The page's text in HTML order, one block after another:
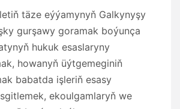
täze eýýamynyň Galkynyşy
gurşawy goramak boýunça
hukuk esaslaryny
howanyň üýtgemeginiň
babatda işleriň esasy
ekoulgamlaryň we